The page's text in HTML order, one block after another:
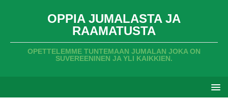
OPPIA JUMALASTA JA
RAAMATUSTA
OPETTELEMME TUNTEMAAN JUMALAN JOKA ON
SUVEREENINEN JA YLI KAIKKIEN.